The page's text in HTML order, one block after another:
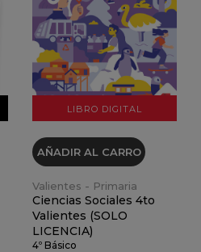
LIBRO DIGITAL
VER DETALLES
AÑADIR AL CARRO
Valientes - Primaria
Ciencias Sociales 4to
Valientes (SOLO
LICENCIA)
4º Básico